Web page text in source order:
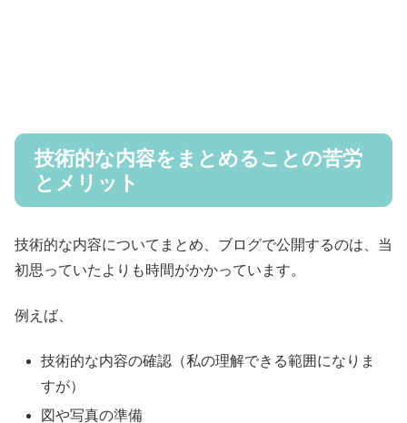
技術的な内容をまとめることの苦労
とメリット
技術的な内容についてまとめ、ブログで公開するのは、当
初思っていたよりも時間がかかっています。
例えば、
技術的な内容の確認（私の理解できる範囲になりま
すが）
図や写真の準備